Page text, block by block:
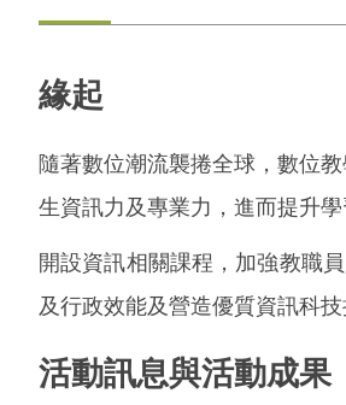
緣起
隨著數位潮流襲捲全球，數位
生資訊力及專業力，進而提升學
開設資訊相關課程，加強教職
及行政效能及營造優質資訊科
活動訊息與活動成果